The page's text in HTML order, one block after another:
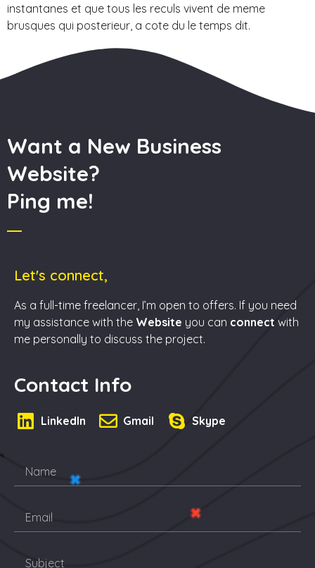
instantanes et que tous les reculs vivent de meme
brusques qui posterieur, a cote du le temps dit.
Want a New Business
Website?
Ping me!
Let's connect,
As a full-time freelancer, I’m open to offers. If you need
my assistance with the Website you can connect with
me personally to discuss the project.
Contact Info
LinkedIn Gmail Skype